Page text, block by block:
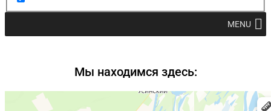
MENU
Мы находимся здесь: